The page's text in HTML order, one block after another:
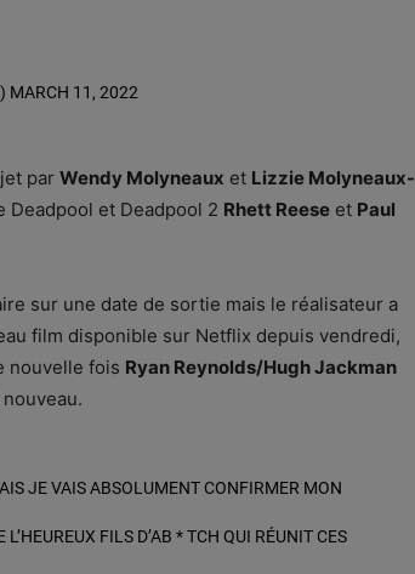
MARCH 11, 2022
par Wendy Molyneaux et Lizzie Molyneaux-
Deadpool et Deadpool 2 Rhett Reese et Paul
sur une date de sortie mais le réalisateur a
film disponible sur Netflix depuis vendredi,
nouvelle fois Ryan Reynolds/Hugh Jackman
JE VAIS ABSOLUMENT CONFIRMER MON
FILS D’AB * TCH QUI RÉUNIT CES